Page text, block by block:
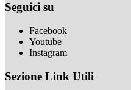
Seguici su
Facebook
Youtube
Instagram
Sezione Link Utili